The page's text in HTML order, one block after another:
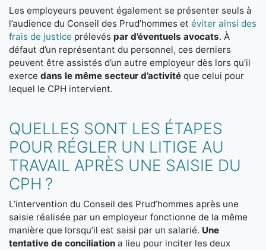
Les employeurs peuvent également se présenter seuls à
l’audience du Conseil des Prud’hommes et éviter ainsi des
frais de justice prélevés par d’éventuels avocats. À
défaut d’un représentant du personnel, ces derniers
peuvent être assistés d’un autre employeur dès lors qu’il
exerce dans le même secteur d’activité que celui pour
lequel le CPH intervient.
QUELLES SONT LES ÉTAPES
POUR RÉGLER UN LITIGE AU
TRAVAIL APRÈS UNE SAISIE DU
CPH ?
L’intervention du Conseil des Prud’hommes après une
saisie réalisée par un employeur fonctionne de la même
manière que lorsqu’il est saisi par un salarié. Une
tentative de conciliation a lieu pour inciter les deux